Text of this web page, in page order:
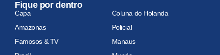
Fique por dentro
Capa
Coluna do Holanda
Amazonas
Policial
Famosos & TV
Manaus